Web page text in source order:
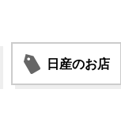
日産のお店